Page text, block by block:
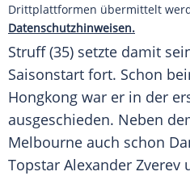
Drittplattformen übermittelt
Datenschutzhinweisen.
Struff (35) setzte damit
Saisonstart fort. Schon
Hongkong war er in der
ausgeschieden. Neben
Melbourne auch schon
Topstar Alexander Zverev